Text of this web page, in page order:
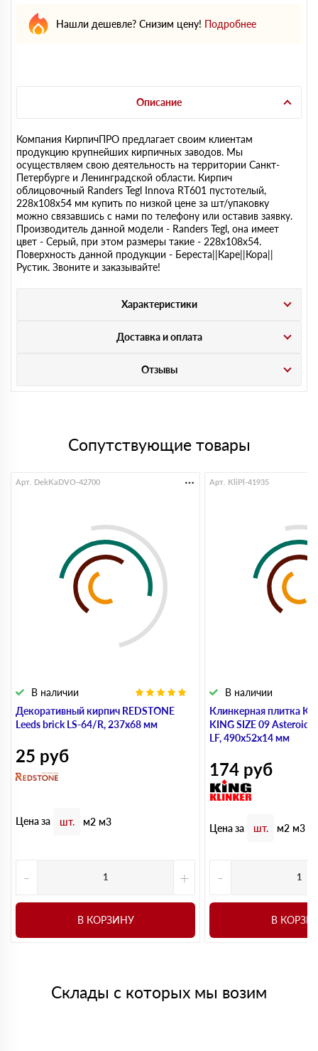
Нашли дешевле? Снизим цену! Подробнее
Описание
Компания КирпичПРО предлагает своим клиентам
продукцию крупнейших кирпичных заводов. Мы
осуществляем свою деятельность на территории Санкт-
Петербурге и Ленинградской области. Кирпич
облицовочный Randers Tegl Innova RT601 пустотелый,
228х108х54 мм купить по низкой цене за шт/упаковку
можно связавшись с нами по телефону или оставив заявку.
Производитель данной модели - Randers Tegl, она имеет
цвет - Серый, при этом размеры такие - 228х108х54.
Поверхность данной продукции - Береста||Каре||Кора||
Рустик. Звоните и заказывайте!
Характеристики
Доставка и оплата
Отзывы
Сопутствующие товары
Декоративный кирпич REDSTONE
Leeds brick LS-64/R, 237х68 мм
В наличии
Арт. DekKaDVO-42700
25 руб
Цена за шт. м2 м3
- +
В КОРЗИНУ
Клинкерная плитка
KING SIZE 09 Asteroid
LF, 490х52х14 мм
В наличии
Арт. KliPl-41935
174 руб
Цена за шт. м2 м3
-
В
Склады с которых мы возим